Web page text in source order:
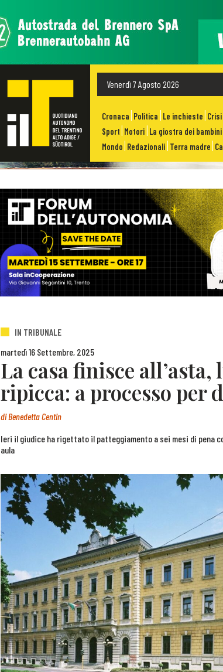
Venerdì 7 Agosto 2026
Cronaca Politica Le inchieste
Sport Motori La giostra dei bambini
Mondo Redazionali Terra madre
IN TRIBUNALE
martedì 16 Settembre, 2025
La casa finisce
ripicca: a processo per
diBenedetta Centin
Ieri il giudice ha rigettato il patteggiamento a sei mesi di pena
aula